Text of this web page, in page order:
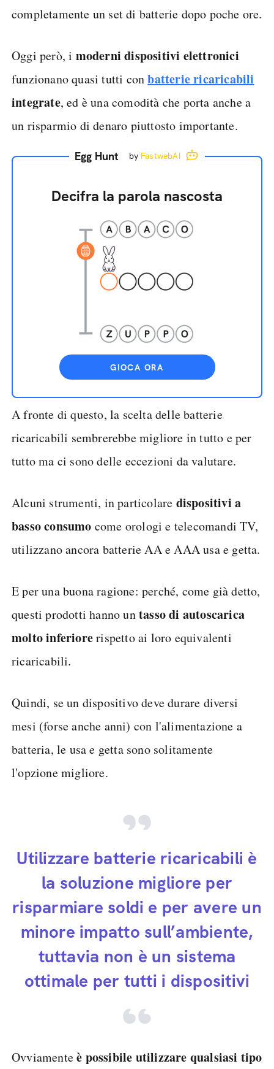
completamente un set di batterie dopo poche ore.
Oggi però, i moderni dispositivi elettronici
funzionano quasi tutti conbatterie ricaricabili
integrate, ed è una comodità che porta anche a
un risparmio di denaro piuttosto importante.
Egg Hunt by FastwebAI
Decifra la parola nascosta
GIOCA ORA
A fronte di questo, la scelta delle batterie
ricaricabili sembrerebbe migliore in tutto e per
tutto ma ci sono delle eccezioni da valutare.
Alcuni strumenti, in particolare dispositivi a
basso consumo come orologi e telecomandi TV,
utilizzano ancora batterie AA e AAA usa e getta.
E per una buona ragione: perché, come già detto,
questi prodotti hanno untasso di autoscarica
molto inferiorerispetto ai loro equivalenti
ricaricabili.
Quindi, se un dispositivo deve durare diversi
mesi (forse anche anni) con l'alimentazione a
batteria, le usa e getta sono solitamente
l'opzione migliore.
Utilizzare batterie ricaricabili è
la soluzione migliore per
risparmiare soldi e per avere un
minore impatto sull’ambiente,
tuttavia non è un sistema
ottimale per tutti i dispositivi
Ovviamenteè possibile utilizzare qualsiasi tipo